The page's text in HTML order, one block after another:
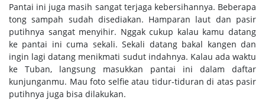
Pantai ini juga masih sangat terjaga kebersihannya. Beberapa
tong sampah sudah disediakan. Hamparan laut dan pasir
putihnya sangat menyihir. Nggak cukup kalau kamu datang
ke pantai ini cuma sekali. Sekali datang bakal kangen dan
ingin lagi datang menikmati sudut indahnya. Kalau ada waktu
ke Tuban, langsung masukkan pantai ini dalam daftar
kunjunganmu. Mau foto selfie atau tidur-tiduran di atas pasir
putihnya juga bisa dilakukan.